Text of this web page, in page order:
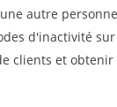
autre
d'inactivité sur
clients et obtenir